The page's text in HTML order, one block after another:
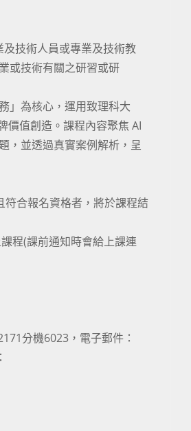
技術人員或專業及技術教
或技術有關之研習或研
」為核心，運用致理科大
價值創造。課程內容聚焦 AI
，並透過真實案例解析，呈
合報名資格者，將於課程結
程(課前通知時會給上課連
分機6023，電子郵件：